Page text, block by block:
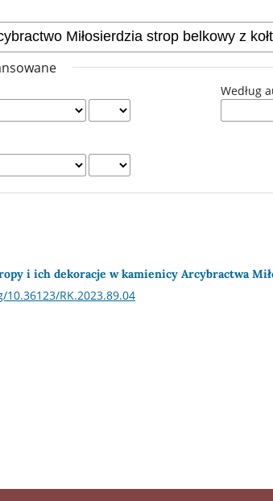
Według
i ich dekoracje w kamienicy Arcybractwa
RK.2023.89.04